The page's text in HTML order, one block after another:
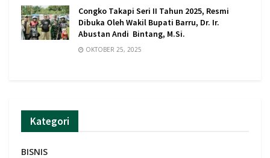
Congko Takapi Seri II Tahun 2025, Resmi
Dibuka Oleh Wakil Bupati Barru, Dr. Ir.
Abustan Andi Bintang, M.Si.
OKTOBER 25, 2025
Kategori
BISNIS